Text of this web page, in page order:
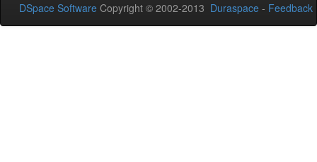
DSpace Software Copyright © 2002-2013 Duraspace - Feedback